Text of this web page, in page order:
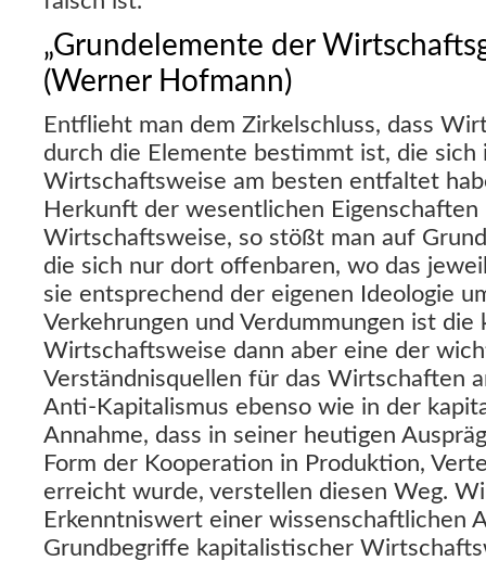
„Grundelemente der
(Werner Hofmann)
Entflieht man dem Zirkelschluss, dass
durch die Elemente bestimmt ist, die
Wirtschaftsweise am besten entfaltet
Herkunft der wesentlichen
Wirtschaftsweise, so stößt man auf
die sich nur dort offenbaren, wo das
sie entsprechend der eigenen Ideologie
Verkehrungen und Verdummungen ist die
Wirtschaftsweise dann aber eine der
Verständnisquellen für das Wirtschaften
Anti-Kapitalismus ebenso wie in der
Annahme, dass in seiner heutigen
Form der Kooperation in Produktion,
erreicht wurde, verstellen diesen Weg.
Erkenntniswert einer wissenschaftlichen
Grundbegriffe kapitalistischer